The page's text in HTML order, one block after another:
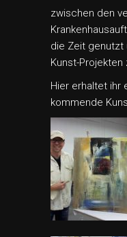
zwischen den
die Zeit genutzt
Kunst-Projekten
Hier erhaltet ihr
kommende